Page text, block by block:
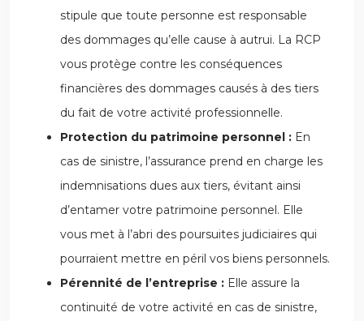
stipule que toute personne est responsable
des dommages qu’elle cause à autrui. La RCP
vous protège contre les conséquences
financières des dommages causés à des tiers
du fait de votre activité professionnelle.
Protection du patrimoine personnel : En
cas de sinistre, l’assurance prend en charge les
indemnisations dues aux tiers, évitant ainsi
d’entamer votre patrimoine personnel. Elle
vous met à l’abri des poursuites judiciaires qui
pourraient mettre en péril vos biens personnels.
Pérennité de l’entreprise : Elle assure la
continuité de votre activité en cas de sinistre,